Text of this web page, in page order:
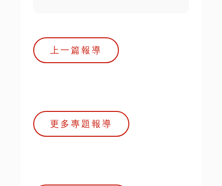
上一篇報導
更多專題報導